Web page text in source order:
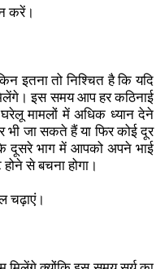
करें।
इतना तो निश्चित है कि यदि
इस समय आप हर कठिनाई
मामलों में अधिक ध्यान देने
भी जा सकते हैं या फिर कोई दूर
दूसरे भाग में आपको अपने भाई
से बचना होगा।
चढ़ाएं।